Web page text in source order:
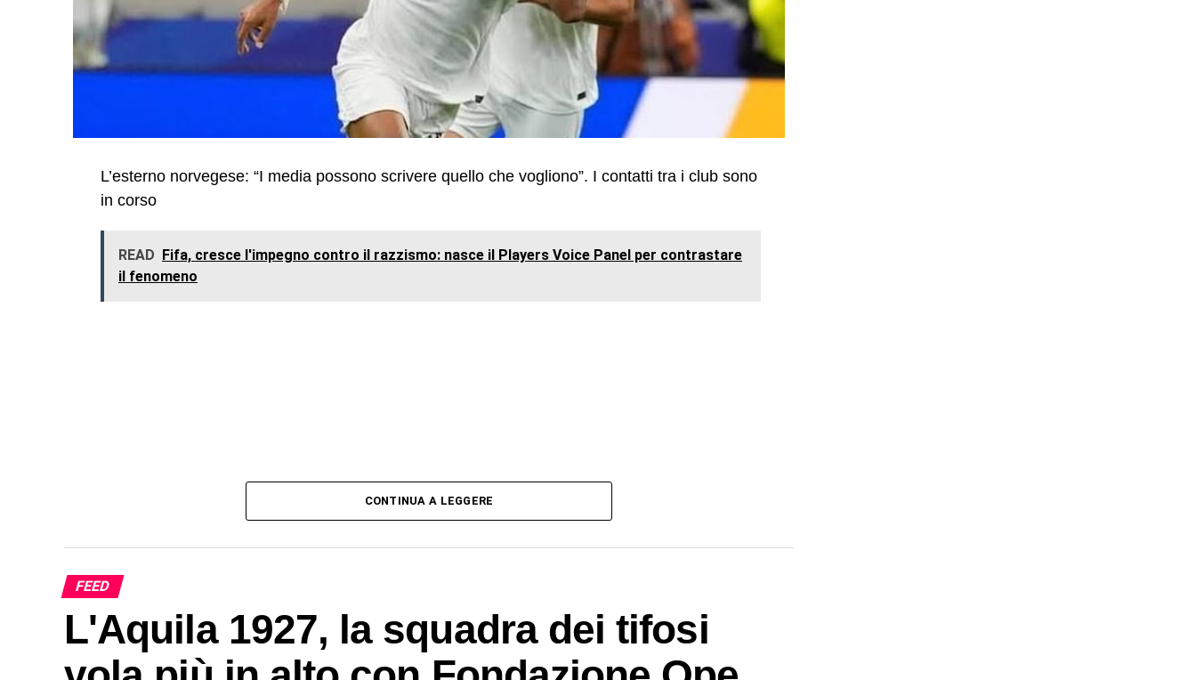
L’esterno norvegese: “I media possono scrivere quello che vogliono”. I contatti tra i club sono
in corso
READ Fifa, cresce l'impegno contro il razzismo: nasce il Players Voice Panel per contrastare
il fenomeno
CONTINUA A LEGGERE
FEED
L'Aquila 1927, la squadra dei tifosi